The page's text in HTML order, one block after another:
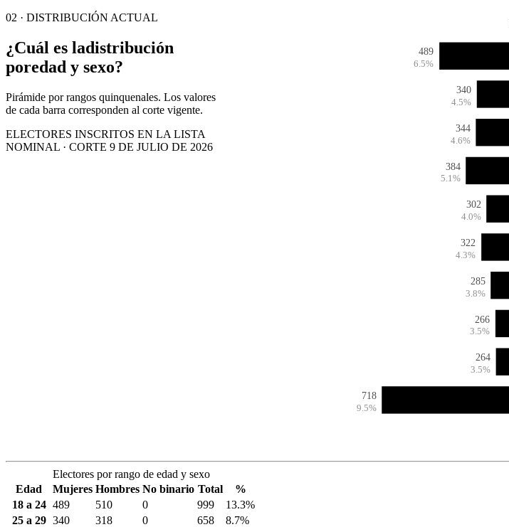
02 · DISTRIBUCIÓN ACTUAL
¿Cuál es ladistribución
poredad y sexo?
Pirámide por rangos quinquenales. Los valores
de cada barra corresponden al corte vigente.
ELECTORES INSCRITOS EN LA LISTA
NOMINAL · CORTE 9 DE JULIO DE 2026
489
6.5%
340
4.5%
344
4.6%
384
5.1%
302
4.0%
322
4.3%
285
3.8%
266
3.5%
264
3.5%
718
9.5%
Electores por rango de edad y sexo
Edad
Mujeres Hombres No binario Total
%
18 a 24 489 510 0 999
13.3%
25 a 29 340 318 0 658
8.7%